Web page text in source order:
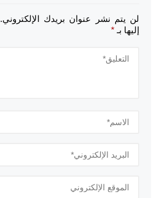
لن يتم نشر عنوان بريدك الإلكتروني.
إليها بـ *